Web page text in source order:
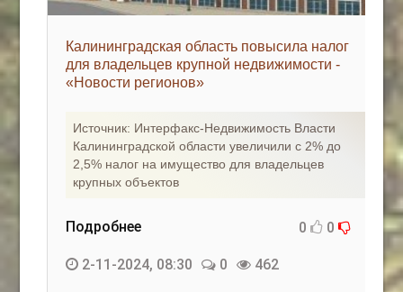
Калининградская область повысила налог
для владельцев крупной недвижимости -
«Новости регионов»
Источник: Интерфакс-Недвижимость Власти
Калининградской области увеличили с 2% до
2,5% налог на имущество для владельцев
крупных объектов
Подробнее 0 0
2-11-2024, 08:30 0 462